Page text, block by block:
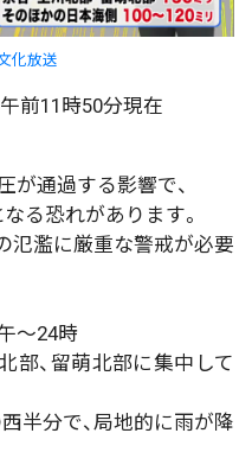
化放送
前11時50分現在
が通過する影響で、
る恐れがあります。
氾濫に厳重な警戒が必要
～24時
部、留萌北部に集中して
半分で、局地的に雨が降